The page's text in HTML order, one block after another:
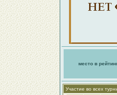
место в
Участие во всех